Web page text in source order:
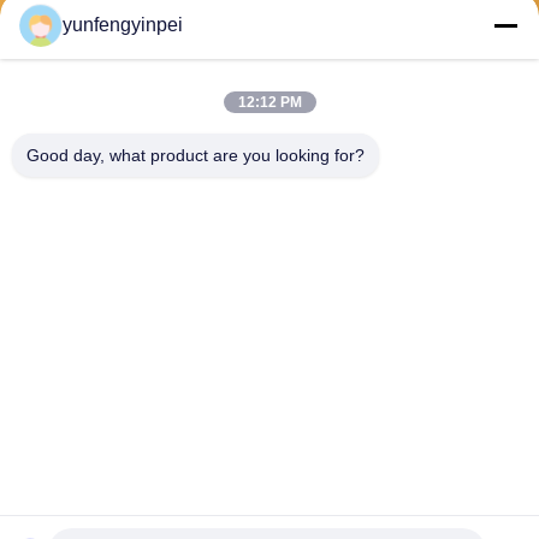
yunfengyinpei
12:12 PM
Good day, what product are you looking for?